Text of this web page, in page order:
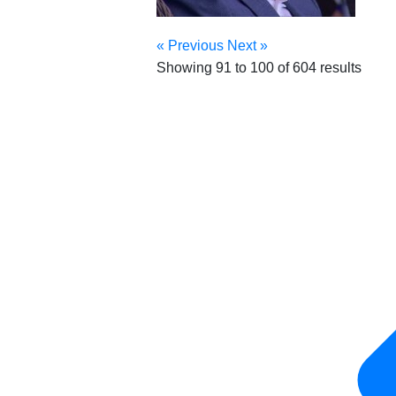
« Previous Next »
Showing 91 to 100 of604 results